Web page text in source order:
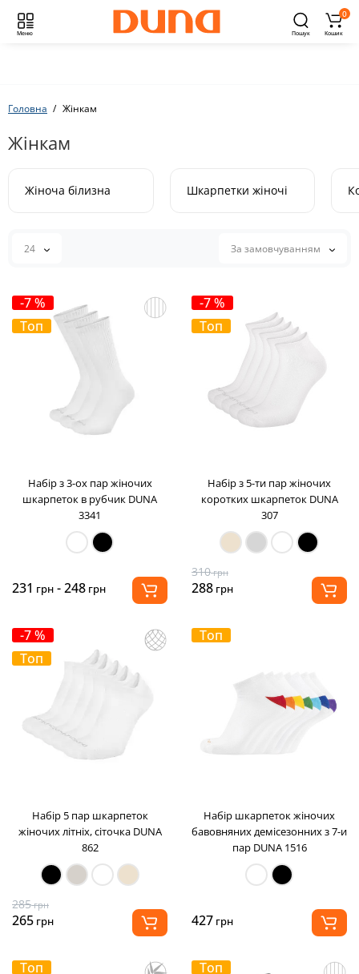
Меню Пошук
0
Кошик
Головна Жінкам
Жінкам
Жіноча білизна Шкарпетки жіночі
24 За замовчуванням
-7 %
Топ
Набір з 3-ох пар жіночих
шкарпеток в рубчик DUNA
3341
231 грн - 248 грн
-7 %
Топ
Набір з 5-ти пар жіночих
коротких шкарпеток DUNA
307
310грн
288 грн
-7 %
Топ
Набір 5 пар шкарпеток
жіночих літніх, сіточка DUNA
862
285грн
265 грн
Топ
Набір шкарпеток жіночих
бавовняних демісезонних з 7-и
пар DUNA 1516
427 грн
Топ Топ